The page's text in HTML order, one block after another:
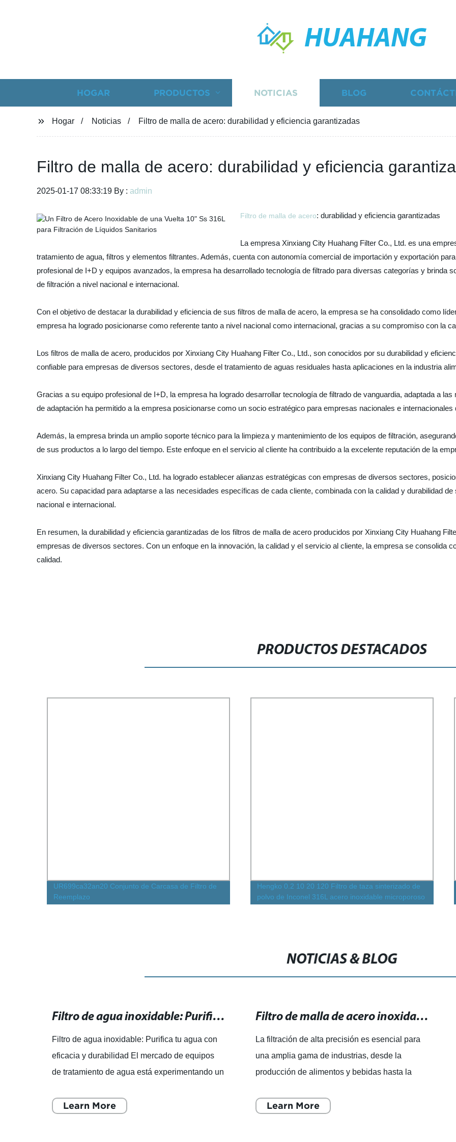
HUAHANG
HOGAR PRODUCTOS NOTICIAS BLOG
Hogar Noticias Filtro de malla de acero: durabilidad y eficiencia garantizadas
Filtro de malla de acero: durabilidad y eficiencia
2025-01-17 08:33:19 By : admin
Filtro de malla de acero: durabilidad y eficiencia garantizadas
La empresa Xinxiang City Huahang Filter Co., Ltd. es una
tratamiento de agua, filtros y elementos filtrantes. Además, cuenta con autonomía comercial de importación y exportación
profesional de I+D y equipos avanzados, la empresa ha desarrollado tecnología de filtrado para diversas categorías y brinda
de filtración a nivel nacional e internacional.
Con el objetivo de destacar la durabilidad y eficiencia de sus filtros de malla de acero, la empresa se ha consolidado como
empresa ha logrado posicionarse como referente tanto a nivel nacional como internacional, gracias a su compromiso con la
Los filtros de malla de acero, producidos por Xinxiang City Huahang Filter Co., Ltd., son conocidos por su durabilidad y
confiable para empresas de diversos sectores, desde el tratamiento de aguas residuales hasta aplicaciones en la industria
Gracias a su equipo profesional de I+D, la empresa ha logrado desarrollar tecnología de filtrado de vanguardia, adaptada a
de adaptación ha permitido a la empresa posicionarse como un socio estratégico para empresas nacionales e
Además, la empresa brinda un amplio soporte técnico para la limpieza y mantenimiento de los equipos de filtración,
de sus productos a lo largo del tiempo. Este enfoque en el servicio al cliente ha contribuido a la excelente reputación de la
Xinxiang City Huahang Filter Co., Ltd. ha logrado establecer alianzas estratégicas con empresas de diversos sectores,
acero. Su capacidad para adaptarse a las necesidades específicas de cada cliente, combinada con la calidad y durabilidad
nacional e internacional.
En resumen, la durabilidad y eficiencia garantizadas de los filtros de malla de acero producidos por Xinxiang City Huahang
empresas de diversos sectores. Con un enfoque en la innovación, la calidad y el servicio al cliente, la empresa se consolida
calidad.
PRODUCTOS DESTACADOS
UR699ca32an20 Conjunto de Carcasa de Filtro de
Reemplazo
Hengko 0.2 10 20 120 Filtro de taza sinterizado de
polvo de Inconel 316L acero inoxidable microporoso
NOTICIAS & BLOG
Filtro de agua inoxidable: Purifica tu agua con eficacia y durabilidad
Filtro de agua inoxidable: Purifica tu agua con
eficacia y durabilidad El mercado de equipos
de tratamiento de agua está experimentando un
consumidores bus
Learn More
Filtro de malla de acero inoxidable de 5 micrones para filtración de alta precisión
La filtración de alta precisión es esencial para
una amplia gama de industrias, desde la
producción de alimentos y bebidas hasta la
satisfacer esta
Learn More